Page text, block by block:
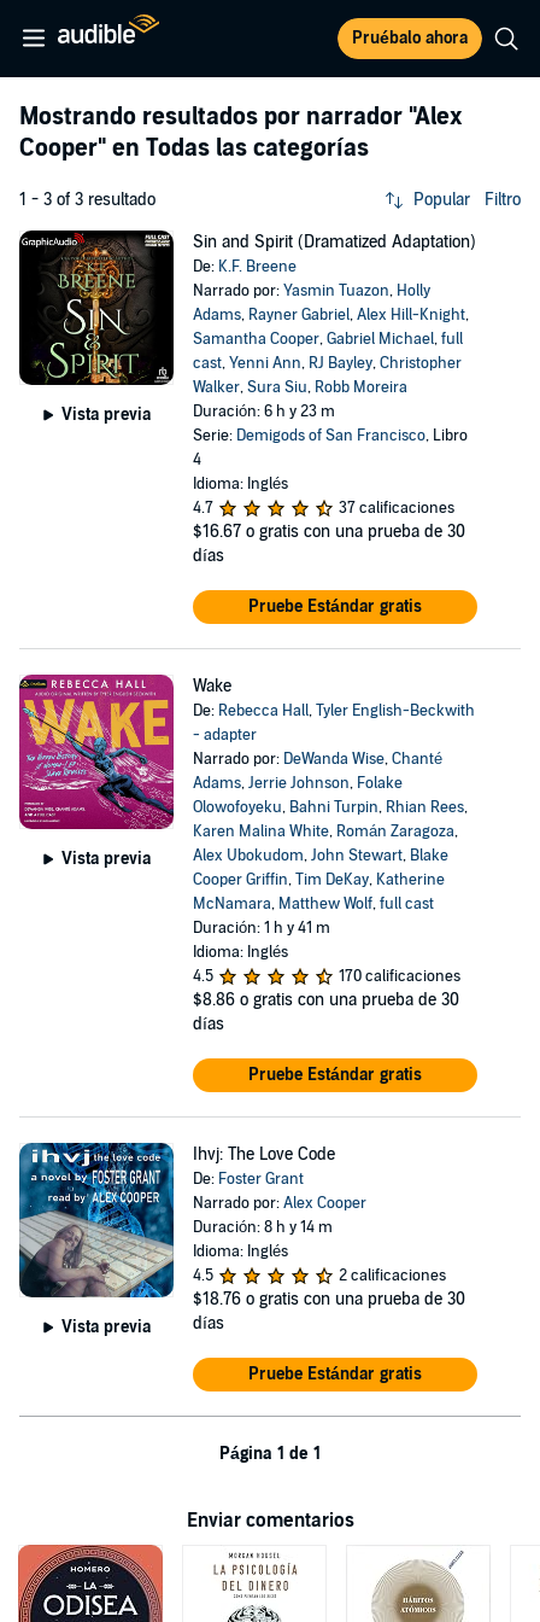
Pruébalo ahora
Mostrando resultados por narrador "Alex
Cooper" en Todas las categorías
1 - 3 of 3 resultado Popular Filtro
Vista previa
Sin and Spirit (Dramatized Adaptation)
De: K.F. Breene
Narrado por:Yasmin Tuazon, Holly
Adams, Rayner Gabriel,Alex Hill-Knight,
Samantha Cooper,Gabriel Michael,full
cast,Yenni Ann, RJ Bayley,Christopher
Walker,Sura Siu, Robb Moreira
Duración: 6 h y 23 m
Serie: Demigods of San Francisco, Libro
4
Idioma: Inglés
4.7
37 calificaciones
$16.67 o gratis con una prueba de 30
días
Pruebe Estándar gratis
Vista previa
Wake
De: Rebecca Hall,Tyler English-Beckwith
- adapter
Narrado por: DeWanda Wise,Chanté
Adams,Jerrie Johnson, Folake
Olowofoyeku, Bahni Turpin, Rhian Rees,
Karen Malina White, Román Zaragoza,
Alex Ubokudom,John Stewart, Blake
Cooper Griffin,Tim DeKay, Katherine
McNamara, Matthew Wolf,full cast
Duración: 1 h y 41 m
Idioma: Inglés
4.5
170 calificaciones
$8.86 o gratis con una prueba de 30
días
Pruebe Estándar gratis
Vista previa
Ihvj: The Love Code
De: Foster Grant
Narrado por:Alex Cooper
Duración: 8 h y 14 m
Idioma: Inglés
4.5
2 calificaciones
$18.76 o gratis con una prueba de 30
días
Pruebe Estándar gratis
Página 1 de 1
Enviar comentarios